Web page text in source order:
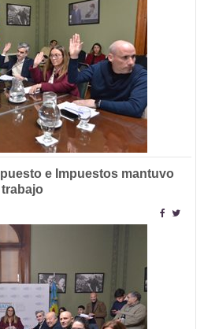
e Impuestos mantuvo